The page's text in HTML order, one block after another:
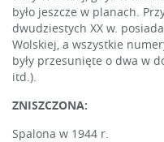
było jeszcze w planach.
dwudziestych XX w.
Wolskiej, a wszystkie
były przesunięte o dwa w
itd.).
ZNISZCZONA:
Spalona w 1944 r.